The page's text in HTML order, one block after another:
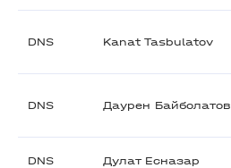
DNS Kanat Tasbulatov
DNS Даурен Байболатов
DNS Дулат Есназар